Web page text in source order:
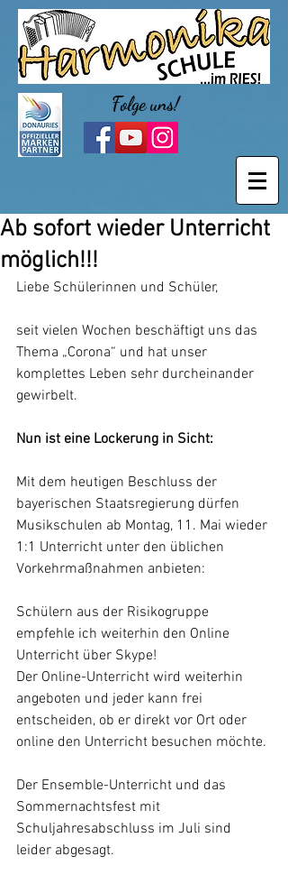
Folge uns!
Ab sofort wieder Unterricht
möglich!!!
Liebe Schülerinnen und Schüler,
seit vielen Wochen beschäftigt uns das
Thema „Corona“ und hat unser
komplettes Leben sehr durcheinander
gewirbelt.
Nun ist eine Lockerung in Sicht:
Mit dem heutigen Beschluss der
bayerischen Staatsregierung dürfen
Musikschulen ab Montag, 11. Mai wieder
1:1 Unterricht unter den üblichen
Vorkehrmaßnahmen anbieten:
Schülern aus der Risikogruppe
empfehle ich weiterhin den Online
Unterricht über Skype!
Der Online-Unterricht wird weiterhin
angeboten und jeder kann frei
entscheiden, ob er direkt vor Ort oder
online den Unterricht besuchen möchte.
Der Ensemble-Unterricht und das
Sommernachtsfest mit
Schuljahresabschluss im Juli sind
leider abgesagt.